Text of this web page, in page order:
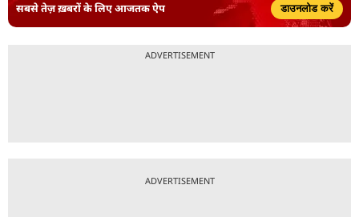
सबसे तेज़ ख़बरों के लिए आजतक ऐप डाउनलोड करें
ADVERTISEMENT
ADVERTISEMENT